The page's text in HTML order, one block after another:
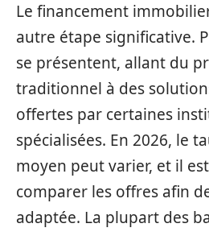
Le financement
autre étape significative.
se présentent, allant du
traditionnel à des
offertes par certaines
spécialisées. En 2026, le
moyen peut varier, et il
comparer les offres afin
adaptée. La plupart des